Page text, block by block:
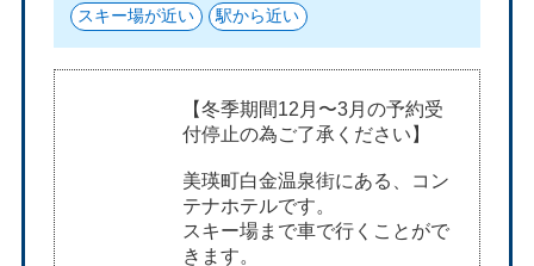
スキー場が近い
駅から近い
【冬季期間12月〜3月の予約受
付停止の為ご了承ください】
美瑛町白金温泉街にある、コン
テナホテルです。
スキー場まで車で行くことがで
きます。